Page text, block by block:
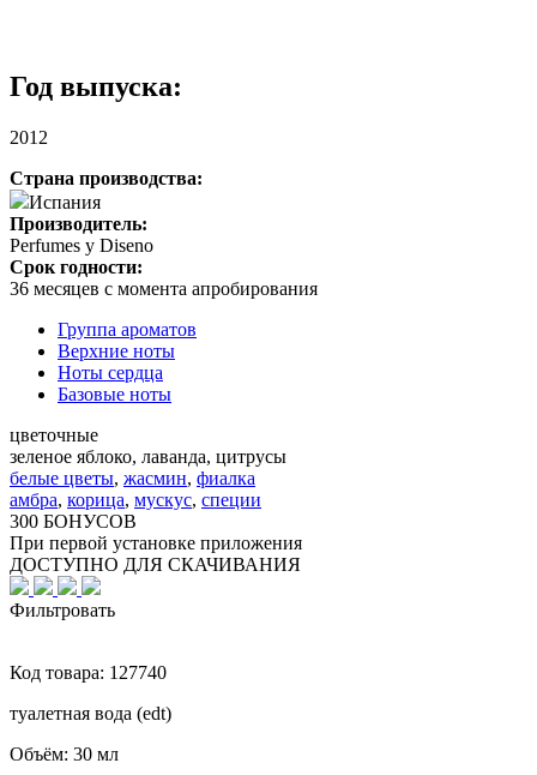
Год выпуска:
2012
Страна производства:
Испания
Производитель:
Perfumes y Diseno
Срок годности:
36 месяцев с момента апробирования
Группа ароматов
Верхние ноты
Ноты сердца
Базовые ноты
цветочные
зеленое яблоко, лаванда, цитрусы
белые цветы, жасмин, фиалка
амбра, корица, мускус, специи
300 БОНУСОВ
При первой установке приложения
ДОСТУПНО ДЛЯ СКАЧИВАНИЯ
Фильтровать
Код товара: 127740
туалетная вода (edt)
Объём: 30 мл